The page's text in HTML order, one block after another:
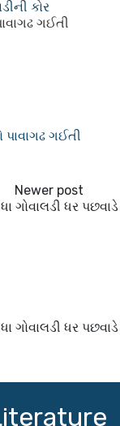
કોર
પાવાગઢ ગઈતી
ગોવાલડી ધર પછવાડે